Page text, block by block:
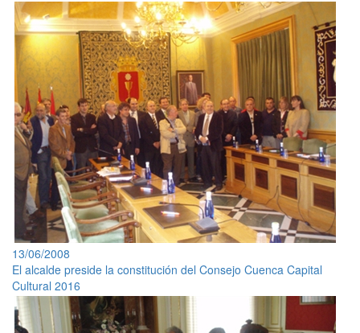
13/06/2008
El alcalde preside la constitución del Consejo Cuenca Capital
Cultural 2016